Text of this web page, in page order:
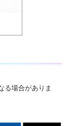
る場合がありま